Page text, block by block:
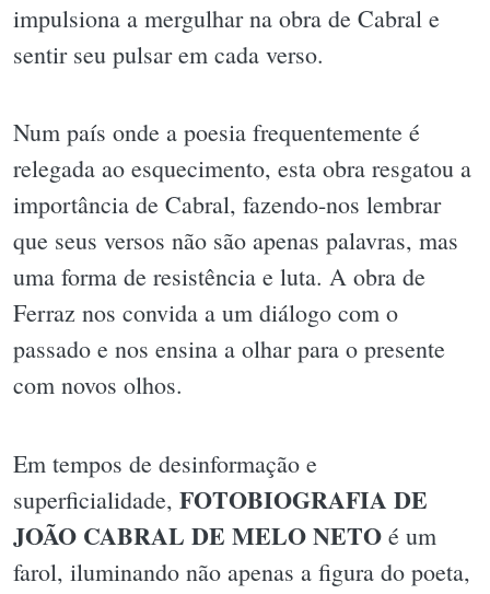
impulsiona a mergulhar na obra de Cabral e
sentir seu pulsar em cada verso.
Num país onde a poesia frequentemente é
relegada ao esquecimento, esta obra resgatou a
importância de Cabral, fazendo-nos lembrar
que seus versos não são apenas palavras, mas
uma forma de resistência e luta. A obra de
Ferraz nos convida a um diálogo com o
passado e nos ensina a olhar para o presente
com novos olhos.
Em tempos de desinformação e
superficialidade, FOTOBIOGRAFIA DE
JOÃO CABRAL DE MELO NETO é um
farol, iluminando não apenas a figura do poeta,